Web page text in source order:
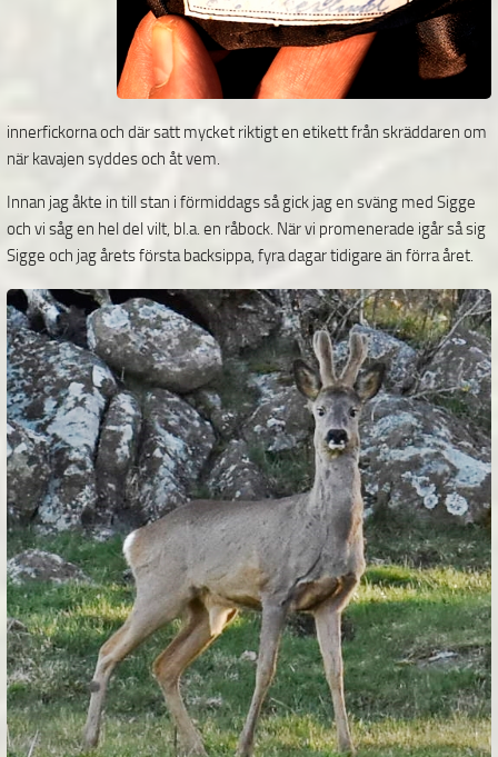
innerfickorna och där satt mycket riktigt en etikett från skräddaren om
när kavajen syddes och åt vem.
Innan jag åkte in till stan i förmiddags så gick jag en sväng med Sigge
och vi såg en hel del vilt, bl.a. en råbock. När vi promenerade igår så sig
Sigge och jag årets första backsippa, fyra dagar tidigare än förra året.